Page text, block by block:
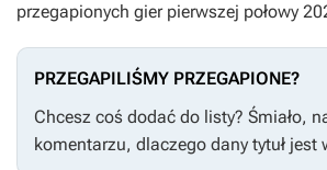
przegapionych gier pierwszej połowy
PRZEGAPILIŚMY PRZEGAPIONE?
Chcesz coś dodać do listy? Śmiało,
komentarzu, dlaczego dany tytuł jest